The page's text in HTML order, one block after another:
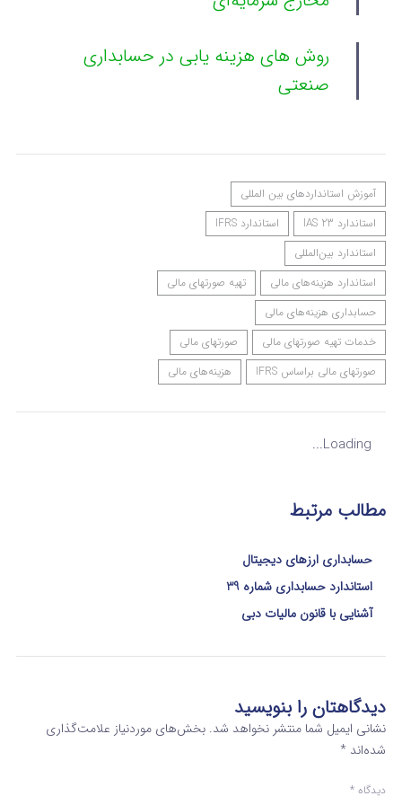
روش های هزینه یابی در حسابداری
صنعتی
آموزش استانداردهای بین المللی
استاندارد IAS 23
استاندارد IFRS
استاندارد بین‌المللی
استاندارد هزینه‌های مالی
تهیه صورتهای مالی
حسابداری هزینه‌های مالی
خدمات تهیه صورتهای مالی
صورتهای مالی
صورتهای مالی براساس IFRS
هزینه‌های مالی
Loading...
مطالب مرتبط
حسابداری ارزهای دیجیتال
استاندارد حسابداری شماره 39
آشنایی با قانون مالیات دبی
دیدگاهتان را بنویسید
نشانی ایمیل شما منتشر نخواهد شد. بخش‌های موردنیاز علامت‌گذاری
شده‌اند *
دیدگاه *